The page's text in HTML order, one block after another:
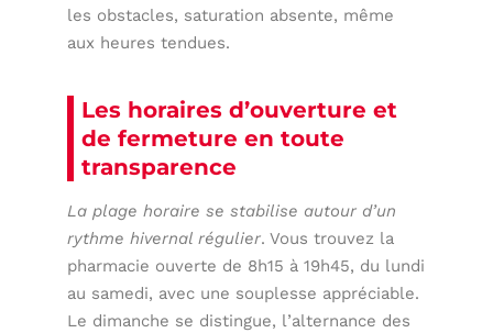
les obstacles, saturation absente, même
aux heures tendues.
Les horaires d’ouverture et
de fermeture en toute
transparence
La plage horaire se stabilise autour d’un
rythme hivernal régulier. Vous trouvez la
pharmacie ouverte de 8h15 à 19h45, du lundi
au samedi, avec une souplesse appréciable.
Le dimanche se distingue, l’alternance des